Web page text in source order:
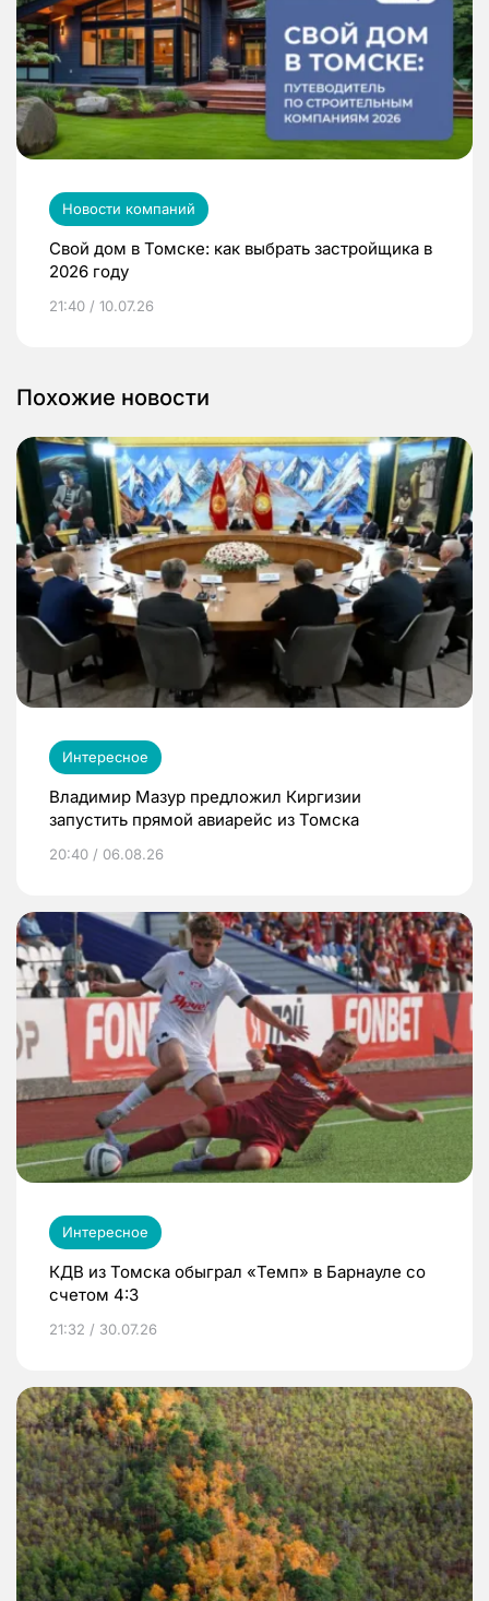
Новости компаний
Свой дом в Томске: как выбрать застройщика в
2026 году
21:40 / 10.07.26
Похожие новости
Интересное
Владимир Мазур предложил Киргизии
запустить прямой авиарейс из Томска
20:40 / 06.08.26
Интересное
КДВ из Томска обыграл «Темп» в Барнауле со
счетом 4:3
21:32 / 30.07.26